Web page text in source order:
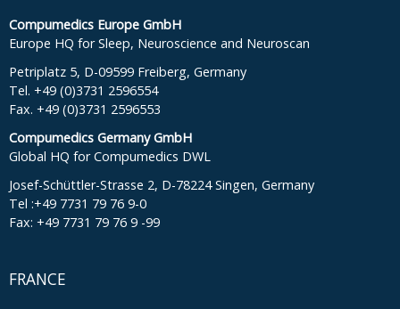
Compumedics Europe GmbH
Europe HQ for Sleep, Neuroscience and Neuroscan
Petriplatz 5, D-09599 Freiberg, Germany
Tel. +49 (0)3731 2596554
Fax. +49 (0)3731 2596553
Compumedics Germany GmbH
Global HQ for Compumedics DWL
Josef-Schüttler-Strasse 2, D-78224 Singen, Germany
Tel :+49 7731 79 76 9-0
Fax: +49 7731 79 76 9 -99
FRANCE